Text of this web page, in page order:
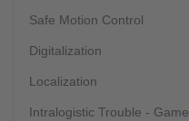
Safe Motion Control
Digitalization
Localization
Intralogistic Trouble - Game